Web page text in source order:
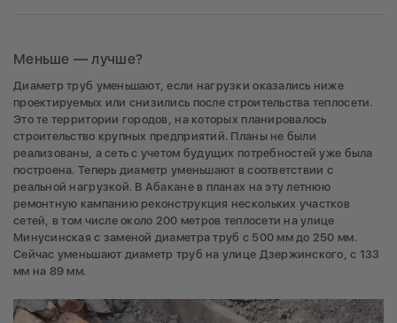
Меньше — лучше?
Диаметр труб уменьшают, если нагрузки оказались ниже
проектируемых или снизились после строительства теплосети.
Это те территории городов, на которых планировалось
строительство крупных предприятий. Планы не были
реализованы, а сеть с учетом будущих потребностей уже была
построена. Теперь диаметр уменьшают в соответствии с
реальной нагрузкой. В Абакане в планах на эту летнюю
ремонтную кампанию реконструкция нескольких участков
сетей, в том числе около 200 метров теплосети на улице
Минусинская с заменой диаметра труб с 500 мм до 250 мм.
Сейчас уменьшают диаметр труб на улице Дзержинского, с 133
мм на 89 мм.